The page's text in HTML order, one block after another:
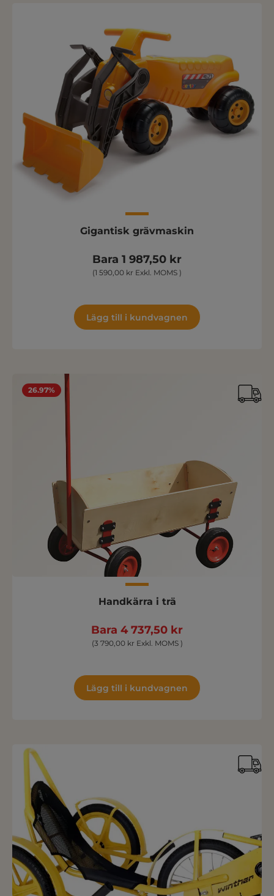
Gigantisk grävmaskin
Bara 1 987,50 kr
(1 590,00 kr Exkl. MOMS )
Lägg till i kundvagnen
26.97%
Handkärra i trä
Bara 4 737,50 kr
(3 790,00 kr Exkl. MOMS )
Lägg till i kundvagnen